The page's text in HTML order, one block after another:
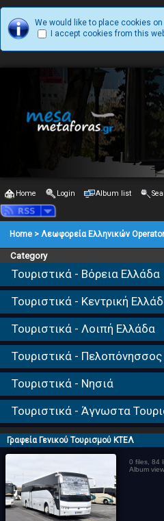
We would like to place cookies on
I accept cookies from this
Home Login Album list
Home > Λεωφορεία Ελληνικών
Category
Τουριστικά - Βόρεια Ελλάδα
Τουριστικά - Κεντρική
Τουριστικά - Λοιπή Ελλάδα
Τουριστικά - Πελοπόνησσος
Τουριστικά - Νησιά
Τουριστικά - Άγνωστα
Γραφεία Γενικού Τουρισμού ΚΤΕΛ
0 files, 84
Album